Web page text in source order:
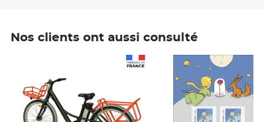
Nos clients ont aussi consulté
Prix 7,50€